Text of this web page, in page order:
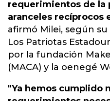
requerimientos de la
aranceles recíprocos
afirmó Milei, según su
Los Patriotas
por la fundación
(MACA) y la oenegé
"Ya hemos cumplido